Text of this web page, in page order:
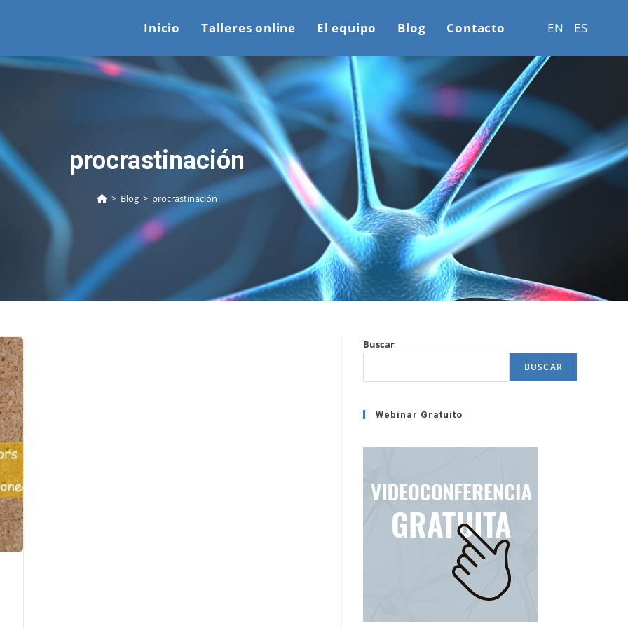
Inicio Talleres online El equipo Blog Contacto EN ES
procrastinación
> Blog > procrastinación
Buscar
BUSCAR
Webinar Gratuito